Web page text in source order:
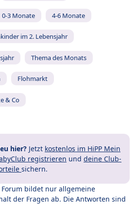
0-3 Monate 4-6 Monate
im 2. Lebensjahr
Thema des Monats
Flohmarkt
& Co
hier? Jetzt kostenlos im HiPP Mein
registrieren und deine Club-
sichern.
Forum bildet nur allgemeine
der Fragen ab. Die Antworten sind